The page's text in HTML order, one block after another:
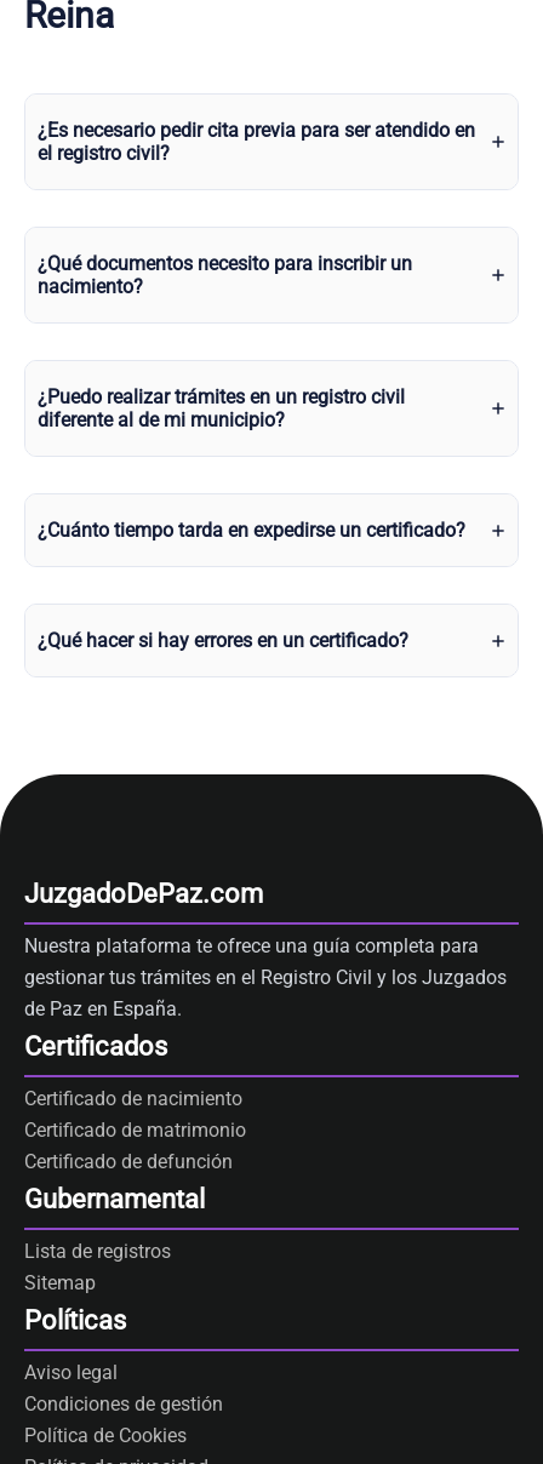
Reina
¿Es necesario pedir cita previa para ser atendido en
el registro civil?
¿Qué documentos necesito para inscribir un
nacimiento?
¿Puedo realizar trámites en un registro civil
diferente al de mi municipio?
¿Cuánto tiempo tarda en expedirse un certificado?
¿Qué hacer si hay errores en un certificado?
JuzgadoDePaz.com
Nuestra plataforma te ofrece una guía completa para
gestionar tus trámites en el Registro Civil y los Juzgados
de Paz en España.
Certificados
Certificado de nacimiento
Certificado de matrimonio
Certificado de defunción
Gubernamental
Lista de registros
Sitemap
Políticas
Aviso legal
Condiciones de gestión
Política de Cookies